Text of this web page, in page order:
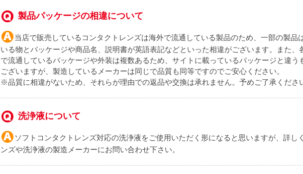
製品パッケージの相違について
当店で販売しているコンタクトレンズは海外で流通している製品のため、一部の製品
いる物とパッケージや商品名、説明書が英語表記などといった相違がございます。また、
で流通しているパッケージや外装は複数あるため、サイトに載っているパッケージと違う
ございますが、製造しているメーカーは同じで品質も同等ですのでご安心ください。
※品質に相違がないため、それらが理由での返品や交換は承れません。予めご了承くださ
洗浄液について
ソフトコンタクトレンズ対応の洗浄液をご使用いただく形になると思いますが、詳し
ンズや洗浄液の製造メーカーにお問い合わせ下さい。